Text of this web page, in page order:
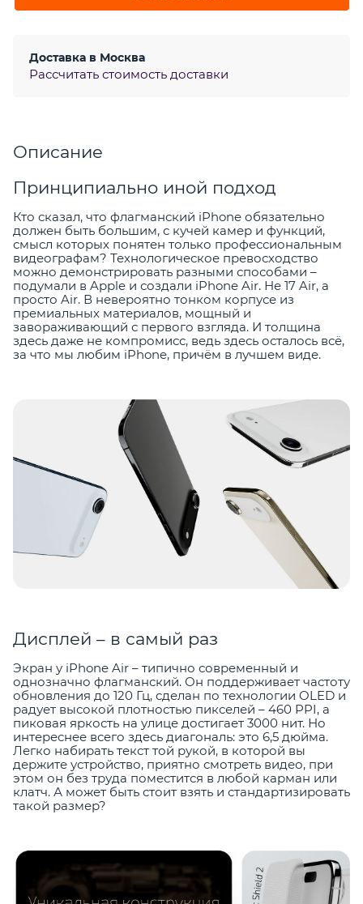
Доставка в Москва
Рассчитать стоимость доставки
Описание
Принципиально иной подход
Кто сказал, что флагманский iPhone обязательно
должен быть большим, с кучей камер и функций,
смысл которых понятен только профессиональным
видеографам? Технологическое превосходство
можно демонстрировать разными способами –
подумали в Apple и создали iPhone Air. Не 17 Air, а
просто Air. В невероятно тонком корпусе из
премиальных материалов, мощный и
завораживающий с первого взгляда. И толщина
здесь даже не компромисс, ведь здесь осталось всё,
за что мы любим iPhone, причём в лучшем виде.
Дисплей – в самый раз
Экран у iPhone Air – типично современный и
однозначно флагманский. Он поддерживает частоту
обновления до 120 Гц, сделан по технологии OLED и
радует высокой плотностью пикселей – 460 PPI, а
пиковая яркость на улице достигает 3000 нит. Но
интереснее всего здесь диагональ: это 6,5 дюйма.
Легко набирать текст той рукой, в которой вы
держите устройство, приятно смотреть видео, при
этом он без труда поместится в любой карман или
клатч. А может быть стоит взять и стандартизировать
такой размер?